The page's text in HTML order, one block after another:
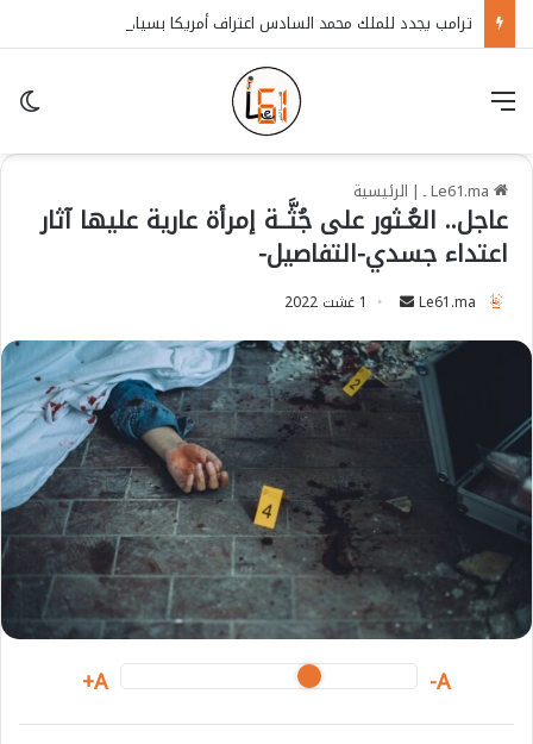
| الرئيسية
عاجل.. العُـثور على جُثَّــة إمرأة عارية عليها آثار
اعتداء جسدي-التفاصيل-
Le61.ma
n
d
m
a
1 غشت 2022
A-
A+